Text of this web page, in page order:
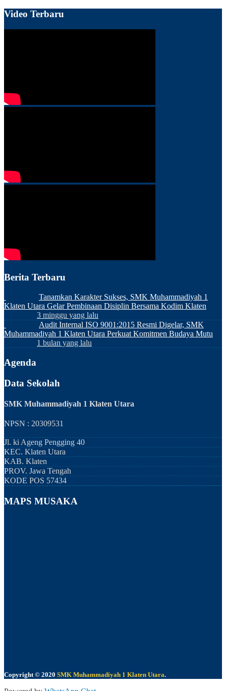
Video Terbaru
Berita Terbaru
Tanamkan Karakter Sukses, SMK Muhammadiyah 1
Klaten Utara Gelar Pembinaan Disiplin Bersama Kodim Klaten
3 minggu yang lalu
Audit Internal ISO 9001:2015 Resmi Digelar, SMK
Muhammadiyah 1 Klaten Utara Perkuat Komitmen Budaya Mutu
1 bulan yang lalu
Agenda
Data Sekolah
SMK Muhammadiyah 1 Klaten Utara
NPSN : 20309531
Jl. ki Ageng Pengging 40
KEC. Klaten Utara
KAB. Klaten
PROV. Jawa Tengah
KODE POS 57434
MAPS MUSAKA
Copyright © 2020 SMK Muhammadiyah 1 Klaten Utara.